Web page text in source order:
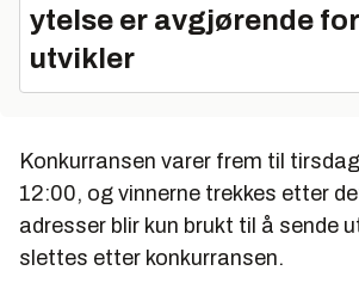
ytelse er avgjørende
utvikler
Konkurransen varer frem til
12:00, og vinnerne trekkes etter
adresser blir kun brukt til å sende
slettes etter konkurransen.